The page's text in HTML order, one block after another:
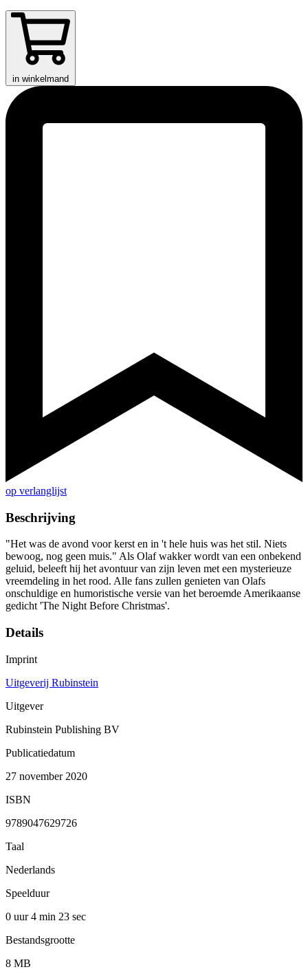
in winkelmand
op verlanglijst
Beschrijving
"Het was de avond voor kerst en in 't hele huis was het stil. Niets
bewoog, nog geen muis." Als Olaf wakker wordt van een onbekend
geluid, beleeft hij het avontuur van zijn leven met een mysterieuze
vreemdeling in het rood. Alle fans zullen genieten van Olafs
onschuldige en humoristische versie van het beroemde Amerikaanse
gedicht 'The Night Before Christmas'.
Details
Imprint
Uitgeverij Rubinstein
Uitgever
Rubinstein Publishing BV
Publicatiedatum
27 november 2020
ISBN
9789047629726
Taal
Nederlands
Speelduur
0 uur 4 min 23 sec
Bestandsgrootte
8 MB